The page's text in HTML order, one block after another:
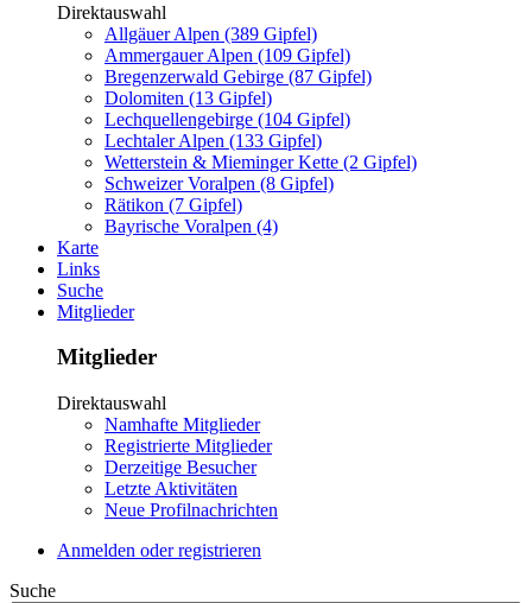
Direktauswahl
Allgäuer Alpen (389 Gipfel)
Ammergauer Alpen (109 Gipfel)
Bregenzerwald Gebirge (87 Gipfel)
Dolomiten (13 Gipfel)
Lechquellengebirge (104 Gipfel)
Lechtaler Alpen (133 Gipfel)
Wetterstein & Mieminger Kette (2 Gipfel)
Schweizer Voralpen (8 Gipfel)
Rätikon (7 Gipfel)
Bayrische Voralpen (4)
Karte
Links
Suche
Mitglieder
Mitglieder
Direktauswahl
Namhafte Mitglieder
Registrierte Mitglieder
Derzeitige Besucher
Letzte Aktivitäten
Neue Profilnachrichten
Anmelden oder registrieren
Suche